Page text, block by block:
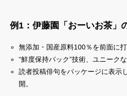
例1：伊藤園「おーいお茶」
無添加・国産原料100％を前面に
“鮮度保持パック”技術、ユニーク
読者投稿俳句をパッケージに表示
開。